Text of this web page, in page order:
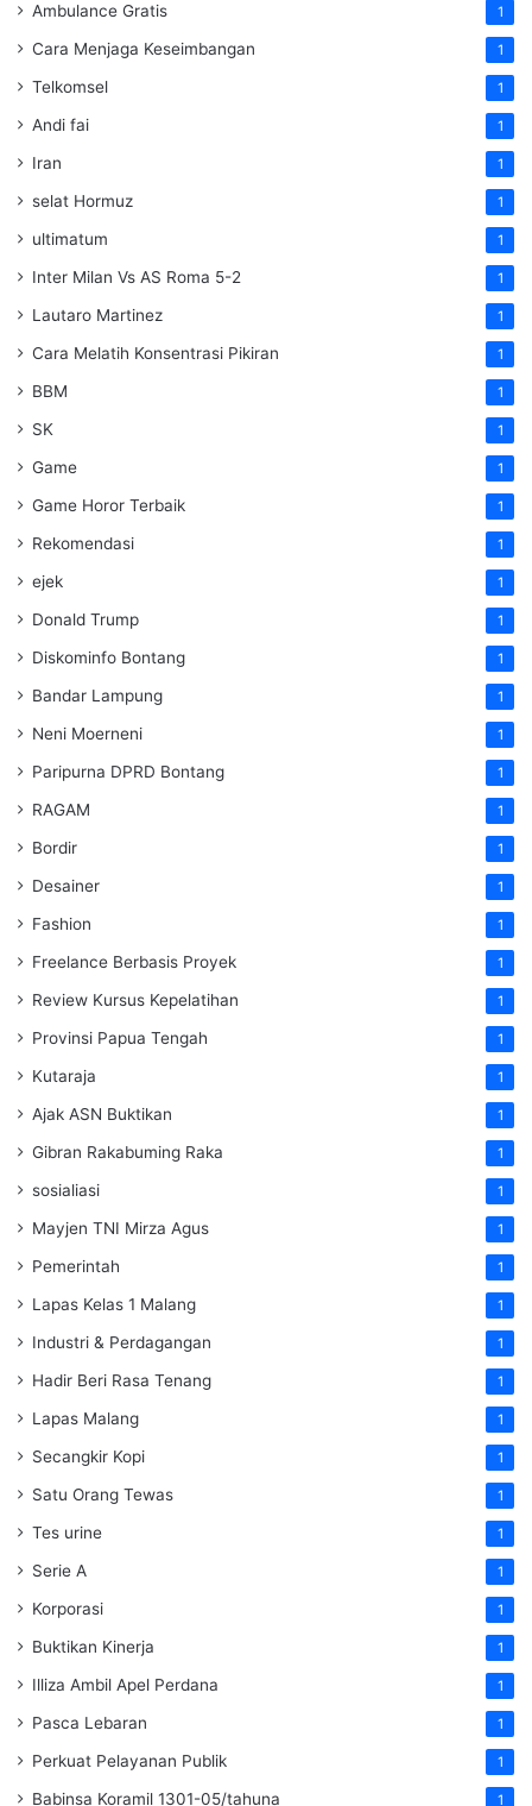
Ambulance Gratis 1
Cara Menjaga Keseimbangan 1
Telkomsel 1
Andi fai 1
Iran 1
selat Hormuz 1
ultimatum 1
Inter Milan Vs AS Roma 5-2 1
Lautaro Martinez 1
Cara Melatih Konsentrasi Pikiran 1
BBM 1
SK 1
Game 1
Game Horor Terbaik 1
Rekomendasi 1
ejek 1
Donald Trump 1
Diskominfo Bontang 1
Bandar Lampung 1
Neni Moerneni 1
Paripurna DPRD Bontang 1
RAGAM 1
Bordir 1
Desainer 1
Fashion 1
Freelance Berbasis Proyek 1
Review Kursus Kepelatihan 1
Provinsi Papua Tengah 1
Kutaraja 1
Ajak ASN Buktikan 1
Gibran Rakabuming Raka 1
sosialiasi 1
Mayjen TNI Mirza Agus 1
Pemerintah 1
Lapas Kelas 1 Malang 1
Industri & Perdagangan 1
Hadir Beri Rasa Tenang 1
Lapas Malang 1
Secangkir Kopi 1
Satu Orang Tewas 1
Tes urine 1
Serie A 1
Korporasi 1
Buktikan Kinerja 1
Illiza Ambil Apel Perdana 1
Pasca Lebaran 1
Perkuat Pelayanan Publik 1
Babinsa Koramil 1301-05/tahuna 1